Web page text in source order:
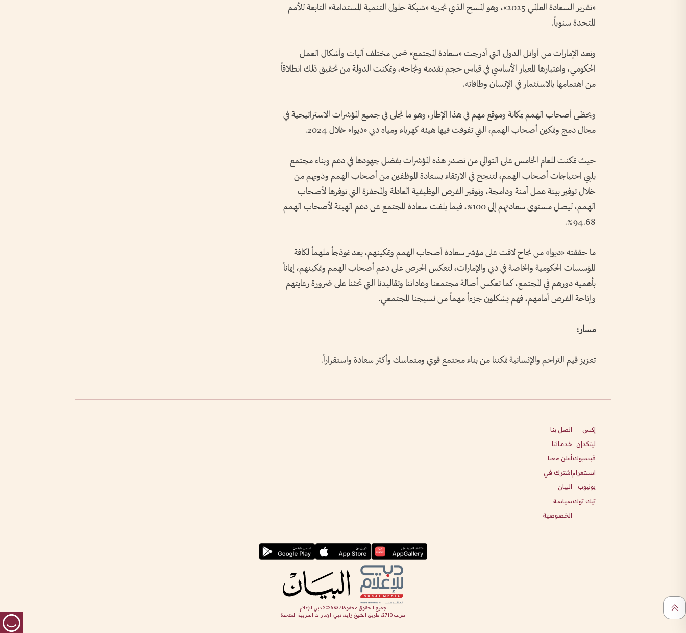
«تقرير السعادة العالمي 2025»، وهو المسح الذي تجريه «شبكة حلول التنمية المستدامة» التابعة للأمم
المتحدة سنوياً.
وتعد الإمارات من أوائل الدول التي أدرجت «سعادة المجتمع» ضمن مختلف آليات وأشكال العمل
الحكومي، واعتبارها المعيار الأساسي في قياس حجم تقدمه ونجاحه، وتمكنت الدولة من تحقيق ذلك انطلاقاً
من اهتمامها بالاستثمار في الإنسان وطاقاته.
ويحظى أصحاب الهمم بمكانة وموقع مهم في هذا الإطار، وهو ما تجلى في جميع المؤشرات الاستراتيجية في
مجال دمج وتمكين أصحاب الهمم، التي تفوقت فيها هيئة كهرباء ومياه دبي «ديوا» خلال 2024.
حيث تمكنت للعام الخامس على التوالي من تصدر هذه المؤشرات بفضل جهودها في دعم وبناء مجتمع
يلبي احتياجات أصحاب الهمم، لتنجح في الارتقاء بسعادة الموظفين من أصحاب الهمم وذويهم من
خلال توفير بيئة عمل آمنة ودامجة، وتوفير الفرص الوظيفية العادلة والمحفزة التي توفرها لأصحاب
الهمم، ليصل مستوى سعادتهم إلى 100%، فيما بلغت سعادة المجتمع عن دعم الهيئة لأصحاب الهمم
94.68%.
ما حققته «ديوا» من نجاح لافت على مؤشر سعادة أصحاب الهمم وتمكينهم، يعد نموذجاً ملهماً لكافة
المؤسسات الحكومية والخاصة في دبي والإمارات، لتعكس الحرص على دعم أصحاب الهمم وتمكينهم، إيماناً
بأهمية دورهم في المجتمع، كما تعكس أصالة مجتمعنا وعاداتنا وتقاليدنا التي تحثنا على ضرورة رعايتهم
وإتاحة الفرص أمامهم، فهم يشكلون جزءاً مهماً من نسيجنا المجتمعي.
مسار:
تعزيز قيم التراحم والإنسانية تمكننا من بناء مجتمع قوي ومتماسك وأكثر سعادة واستقراراً.
إكس
لينكدإن
فيسبوك
انستغرام
يوتيوب
تيك توك
اتصل بنا
خدماتنا
أعلن معنا
اشترك في
البيان
سياسة
الخصوصية
جميع الحقوق محفوظة ©2026 دبي للإعلام
ص.ب 2710، طريق الشيخ زايد، دبي، الإمارات العربية المتحدة